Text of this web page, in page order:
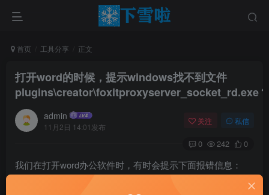
首页 工具分享 正文
打开word的时候，提示windows找不到文件
plugins\creator\foxitproxyserver_socket_rd.exe？
admin
11月2日 14:01发布
关注 私信
0 242 0
我们在打开word办公软件时，有时会提示下面报错信息：